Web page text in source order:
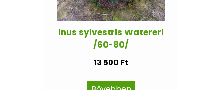
inus sylvestris Watereri
/60-80/
13 500 Ft